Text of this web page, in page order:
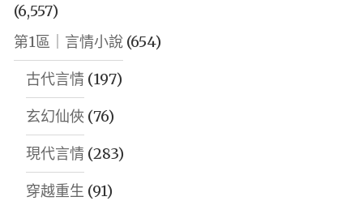
(6,557)
第1區｜言情小說(654)
古代言情(197)
玄幻仙俠 (76)
現代言情(283)
穿越重生 (91)